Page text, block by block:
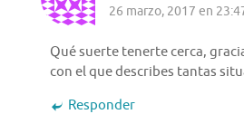
26 marzo, 2017 en
Qué suerte tenerte cerca,
con el que describes tantas
Responder